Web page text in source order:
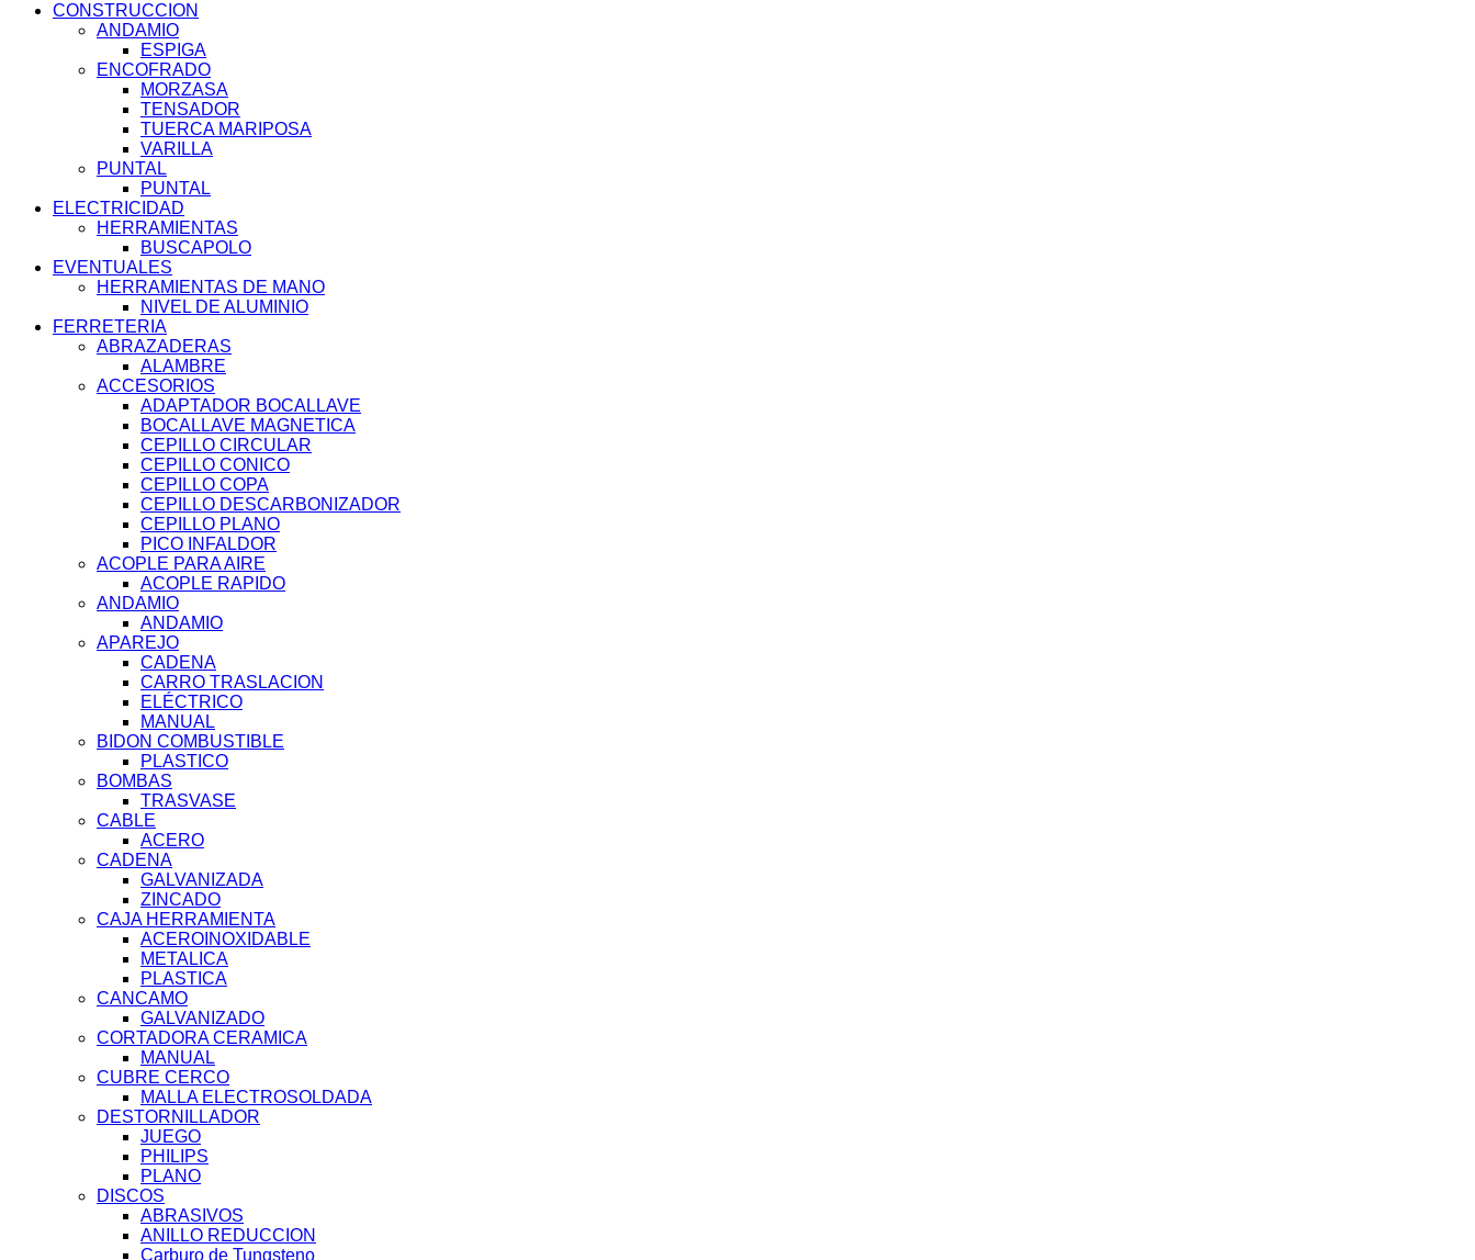
CONSTRUCCION
ANDAMIO
ESPIGA
ENCOFRADO
MORZASA
TENSADOR
TUERCA MARIPOSA
VARILLA
PUNTAL
PUNTAL
ELECTRICIDAD
HERRAMIENTAS
BUSCAPOLO
EVENTUALES
HERRAMIENTAS DE MANO
NIVEL DE ALUMINIO
FERRETERIA
ABRAZADERAS
ALAMBRE
ACCESORIOS
ADAPTADOR BOCALLAVE
BOCALLAVE MAGNETICA
CEPILLO CIRCULAR
CEPILLO CONICO
CEPILLO COPA
CEPILLO DESCARBONIZADOR
CEPILLO PLANO
PICO INFALDOR
ACOPLE PARA AIRE
ACOPLE RAPIDO
ANDAMIO
ANDAMIO
APAREJO
CADENA
CARRO TRASLACION
ELÉCTRICO
MANUAL
BIDON COMBUSTIBLE
PLASTICO
BOMBAS
TRASVASE
CABLE
ACERO
CADENA
GALVANIZADA
ZINCADO
CAJA HERRAMIENTA
ACEROINOXIDABLE
METALICA
PLASTICA
CANCAMO
GALVANIZADO
CORTADORA CERAMICA
MANUAL
CUBRE CERCO
MALLA ELECTROSOLDADA
DESTORNILLADOR
JUEGO
PHILIPS
PLANO
DISCOS
ABRASIVOS
ANILLO REDUCCION
Carburo de Tungsteno